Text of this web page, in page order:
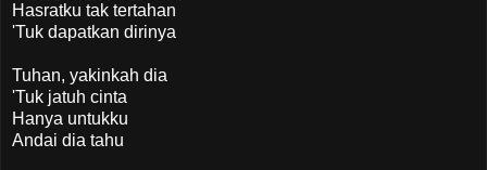
Hasratku tak tertahan
'Tuk dapatkan dirinya
Tuhan, yakinkah dia
'Tuk jatuh cinta
Hanya untukku
Andai dia tahu